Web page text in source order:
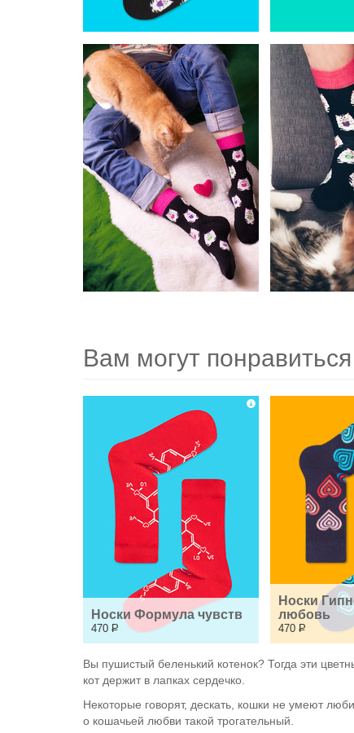
Вам могут понравиться
Носки Формула чувств
470 Р
Носки
любовь
470 Р
Вы пушистый беленький котенок? Тогда эти
кот держит в лапках сердечко.
Некоторые говорят, дескать, кошки не умеют
о кошачьей любви такой трогательный.